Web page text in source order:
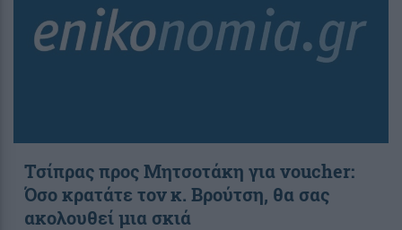
Τσίπρας προς Μητσοτάκη για voucher:
Όσο κρατάτε τον κ. Βρούτση, θα σας
ακολουθεί μια σκιά